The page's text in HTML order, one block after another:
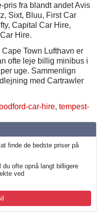
finde de bedste priser på
du ofte opnå langt billigere
ved
fra blandt andet Avis
Sixt, Bluu, First Car
Capital Car Hire,
Hire.
Town Lufthavn er
ofte leje billig minibus i
uge. Sammenlign
med Cartrawler
car-hire, tempest-